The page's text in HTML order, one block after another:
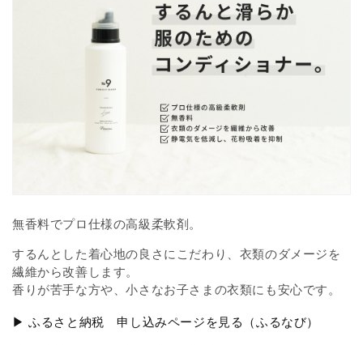
無香料でプロ仕様の高級柔軟剤。
するんとした着心地の良さにこだわり、衣類のダメージを
繊維から改善します。
香りが苦手な方や、小さなお子さまの衣類にも安心です。
▶ ふるさと納税 申し込みページを見る（ふるなび）